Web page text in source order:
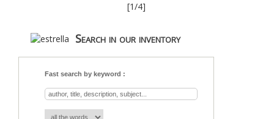
[1/4]
Search in our inventory
Fast search by keyword :